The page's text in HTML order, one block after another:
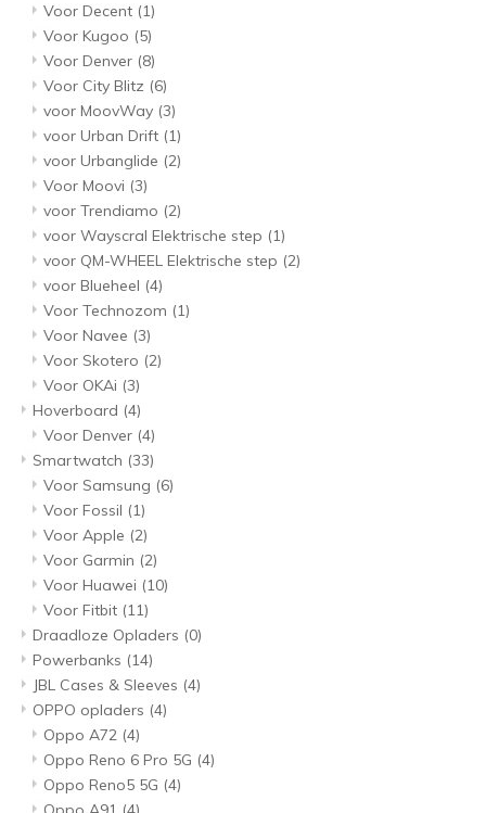
Voor Decent (1)
Voor Kugoo (5)
Voor Denver (8)
Voor City Blitz (6)
voor MoovWay (3)
voor Urban Drift (1)
voor Urbanglide (2)
Voor Moovi (3)
voor Trendiamo (2)
voor Wayscral Elektrische step (1)
voor QM-WHEEL Elektrische step (2)
voor Blueheel (4)
Voor Technozom (1)
Voor Navee (3)
Voor Skotero (2)
Voor OKAi (3)
Hoverboard (4)
Voor Denver (4)
Smartwatch (33)
Voor Samsung (6)
Voor Fossil (1)
Voor Apple (2)
Voor Garmin (2)
Voor Huawei (10)
Voor Fitbit (11)
Draadloze Opladers (0)
Powerbanks (14)
JBL Cases & Sleeves (4)
OPPO opladers (4)
Oppo A72 (4)
Oppo Reno 6 Pro 5G (4)
Oppo Reno5 5G (4)